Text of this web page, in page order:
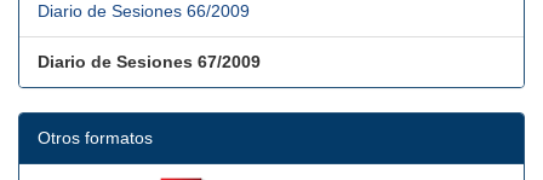
Diario de Sesiones 66/2009
Diario de Sesiones 67/2009
Otros formatos